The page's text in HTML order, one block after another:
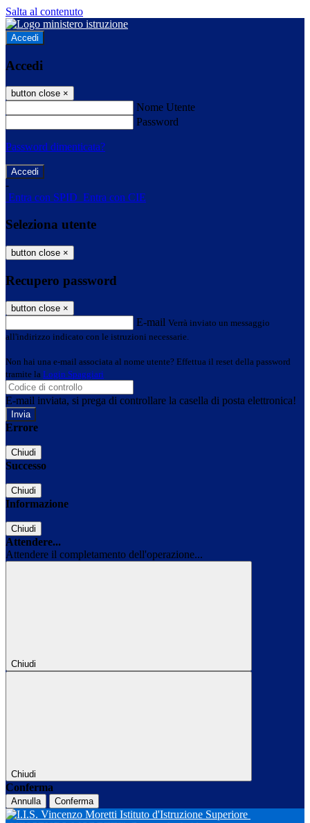
Salta al contenuto
Accedi
Accedi
button close ×
Nome Utente
Password
Password dimenticata?
-
Entra con SPID Entra con CIE
Seleziona utente
button close ×
Recupero password
button close ×
E-mail Verrà inviato un messaggio
all'indirizzo indicato con le istruzioni necessarie.
Non hai una e-mail associata al nome utente? Effettua il reset della password
tramite la Login Spaggiari
E-mail inviata, si prega di controllare la casella di posta elettronica!
Errore
Chiudi
Successo
Chiudi
Informazione
Chiudi
Attendere...
Attendere il completamento dell'operazione...
Chiudi
Chiudi
Conferma
Annulla Conferma
Istituto d'Istruzione Superiore